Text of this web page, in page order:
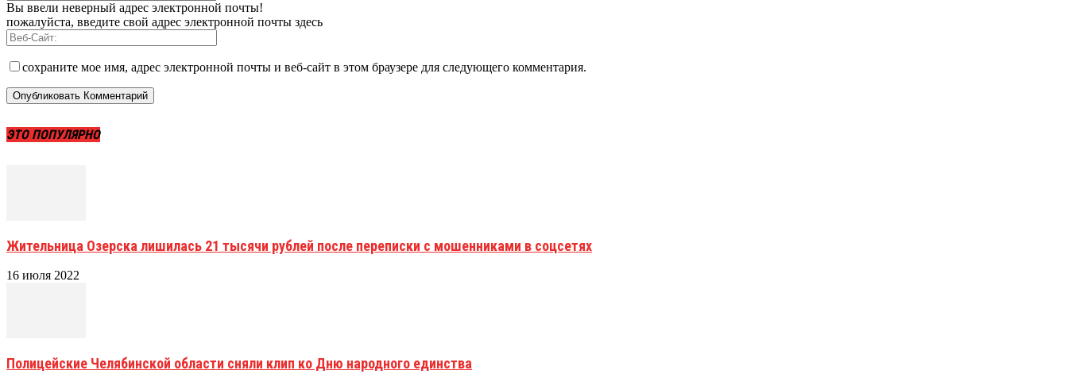
Вы ввели неверный адрес электронной почты!
пожалуйста, введите свой адрес электронной почты здесь
сохраните мое имя, адрес электронной почты и веб-сайт в этом браузере для следующего комментария.
ЭТО ПОПУЛЯРНО
Жительница Озерска лишилась 21 тысячи рублей после переписки с мошенниками в соцсетях
16 июля 2022
Полицейские Челябинской области сняли клип ко Дню народного единства